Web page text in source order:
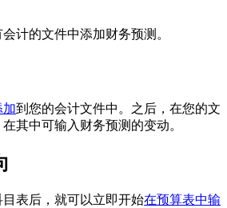
计的文件中添加财务预测。
加到您的会计文件中。之后，在您的文
其中可输入财务预测的变动。
表后，就可以立即开始在预算表中输